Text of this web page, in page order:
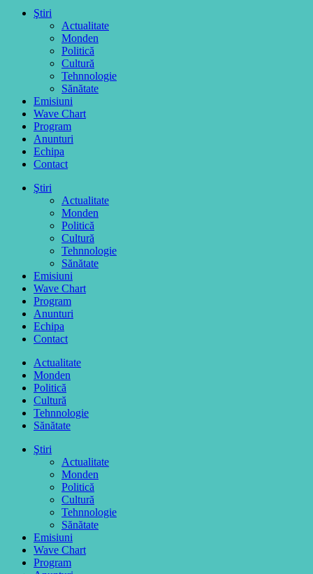
Ştiri
Actualitate
Monden
Politică
Cultură
Tehnnologie
Sănătate
Emisiuni
Wave Chart
Program
Anunturi
Echipa
Contact
Ştiri
Actualitate
Monden
Politică
Cultură
Tehnnologie
Sănătate
Emisiuni
Wave Chart
Program
Anunturi
Echipa
Contact
Actualitate
Monden
Politică
Cultură
Tehnnologie
Sănătate
Ştiri
Actualitate
Monden
Politică
Cultură
Tehnnologie
Sănătate
Emisiuni
Wave Chart
Program